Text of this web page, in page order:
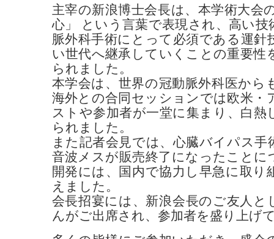
主宰の新浪博士会長は、本学術大会
心」 という言葉で表現され、高い
脈外科手術にとって必須である運針
い世代へ継承していくことの重要性
られました。
本学会は、世界の冠動脈外科医から
海外との合同セッションでは欧米・
ストや参加者が一堂に集まり、白熱
られました。
また記者会見では、心臓バイパス手
音波メスが販売終了になったことに
開発には、国内で協力し早急に取り
えました。
会長招宴には、新浪会長のご友人と
んがご出席され、参加者を盛り上げ